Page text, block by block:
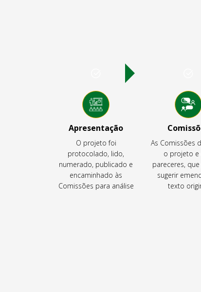
Apresentação
O projeto foi
protocolado, lido,
numerado, publicado e
encaminhado às
Comissões para análise
As Comissões
o projeto e
pareceres,
sugerir
texto